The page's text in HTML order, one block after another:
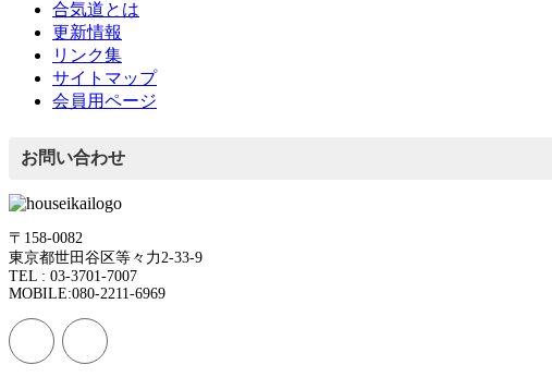
合気道とは
更新情報
リンク集
サイトマップ
会員用ページ
お問い合わせ
〒158-0082
東京都世田谷区等々力2-33-9
TEL : 03-3701-7007
MOBILE:080-2211-6969